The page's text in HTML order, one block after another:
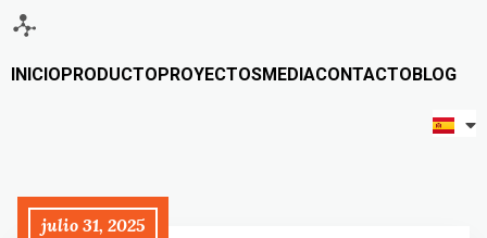
INICIO PRODUCTO PROYECTOSMEDIACONTACTO BLOG
julio 31, 2025